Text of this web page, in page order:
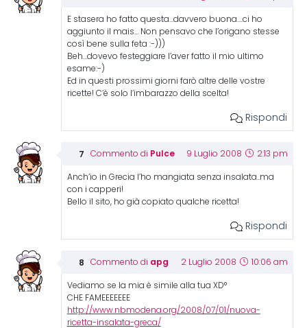
E stasera ho fatto questa…davvero buona….ci ho
aggiunto il mais… Non pensavo che l’origano stesse
così bene sulla feta :-)))
Beh…dovevo festeggiare l’aver fatto il mio ultimo
esame:-)
Ed in questi prossimi giorni farò altre delle vostre
ricette! C’è solo l’imbarazzo della scelta!
Rispondi
Commento di Pulce 9 Luglio 2008 2:13 pm
Anch’io in Grecia l’ho mangiata senza insalata..ma
con i capperi!
Bello il sito, ho già copiato qualche ricetta!
Rispondi
Commento di apg 2 Luglio 2008 10:06 am
Vediamo se la mia è simile alla tua XD°
CHE FAMEEEEEEE
http://www.nbmodena.org/2008/07/01/nuova-
ricetta-insalata-greca/